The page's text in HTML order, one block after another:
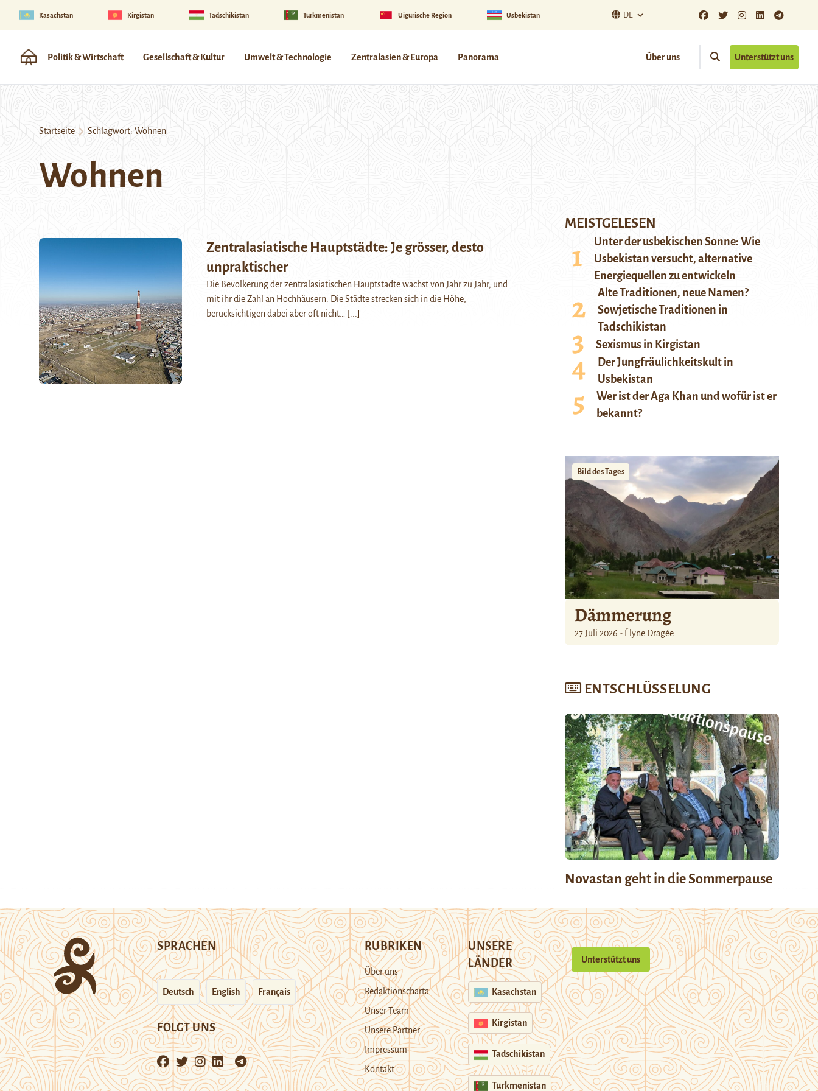
Kasachstan Kirgistan Tadschikistan Turkmenistan Uigurische Region Usbekistan DE
Politik & Wirtschaft Gesellschaft & Kultur Umwelt & Technologie Zentralasien & Europa Panorama Über uns Unterstützt uns
Startseite Schlagwort: Wohnen
Wohnen
Zentralasiatische Hauptstädte: Je grösser, desto
unpraktischer
Die Bevölkerung der zentralasiatischen Hauptstädte wächst von Jahr zu Jahr, und
mit ihr die Zahl an Hochhäusern. Die Städte strecken sich in die Höhe,
berücksichtigen dabei aber oft nicht…
[...]
MEISTGELESEN
Unter der usbekischen Sonne: Wie
Usbekistan versucht, alternative
Energiequellen zu entwickeln
Alte Traditionen, neue Namen?
Sowjetische Traditionen in
Tadschikistan
Sexismus in Kirgistan
Der Jungfräulichkeitskult in
Usbekistan
Wer ist der Aga Khan und wofür ist er
bekannt?
Bild des Tages
Dämmerung
27 Juli 2026 - Élyne Dragée
ENTSCHLÜSSELUNG
Novastan geht in die Sommerpause
SPRACHEN
Deutsch English Français
FOLGT UNS
RUBRIKEN
Über uns
Redaktionscharta
Unser Team
Unsere Partner
Impressum
Kontakt
UNSERE
LÄNDER
Kasachstan
Kirgistan
Tadschikistan
Turkmenistan
Unterstützt uns